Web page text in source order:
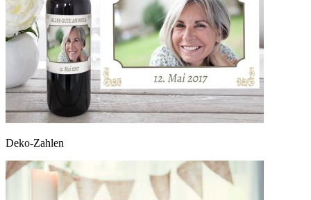
Deko-Zahlen